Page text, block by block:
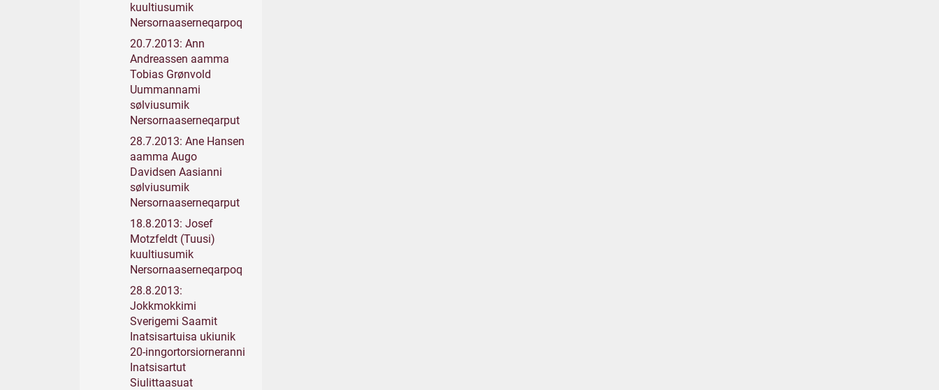
kuultiusumik
Nersornaaserneqarpoq
20.7.2013: Ann
Andreassen aamma
Tobias Grønvold
Uummannami
sølviusumik
Nersornaaserneqarput
28.7.2013: Ane Hansen
aamma Augo
Davidsen Aasianni
sølviusumik
Nersornaaserneqarput
18.8.2013: Josef
Motzfeldt (Tuusi)
kuultiusumik
Nersornaaserneqarpoq
28.8.2013:
Jokkmokkimi
Sverigemi Saamit
Inatsisartuisa ukiunik
20-inngortorsiorneranni
Inatsisartut
Siulittaasuat